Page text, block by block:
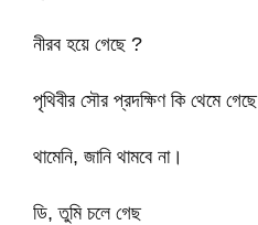
নীরব হয়ে গেছে ?
পৃথিবীর সৌর প্রদক্ষিণ কি থেমে গেছে
থামেনি, জানি থামবে না।
ডি, তুমি চলে গেছ